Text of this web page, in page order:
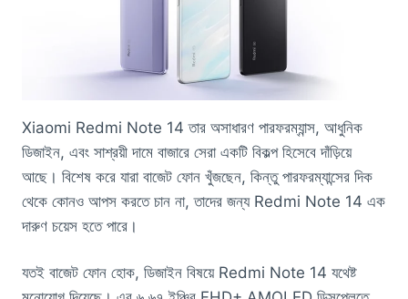
Xiaomi Redmi Note 14 তার অসাধারণ পারফরম্যান্স, আধুনিক
ডিজাইন, এবং সাশ্রয়ী দামে বাজারে সেরা একটি বিকল্প হিসেবে দাঁড়িয়ে
আছে। বিশেষ করে যারা বাজেট ফোন খুঁজছেন, কিন্তু পারফরম্যান্সের দিক
থেকে কোনও আপস করতে চান না, তাদের জন্য Redmi Note 14 এক
দারুণ চয়েস হতে পারে।
যতই বাজেট ফোন হোক, ডিজাইন বিষয়ে Redmi Note 14 যথেষ্ট